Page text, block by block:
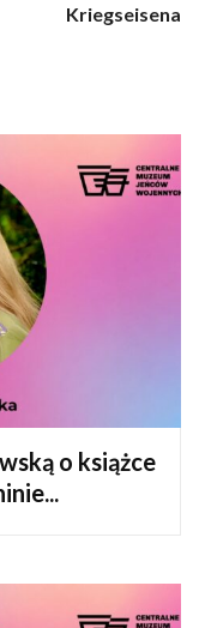
Kriegseisena
o książce